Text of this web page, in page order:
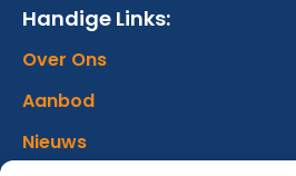
Handige Links:
Over Ons
Aanbod
Nieuws